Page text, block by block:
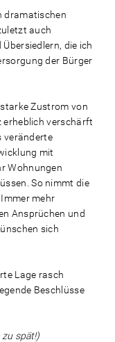
dramatischen
auch
die ich
der Bürger
Zustrom von
erheblich verschärft
veränderte
mit
Wohnungen
So nimmt die
mehr
Ansprüchen und
sich
Lage rasch
Beschlüsse
zu spät!)